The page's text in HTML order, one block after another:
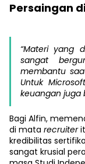
Persaingan
“Materi yang
sangat
membantu
Untuk
keuangan juga
Bagi Alfin,
di mata recruiter
kredibilitas
sangat krusial